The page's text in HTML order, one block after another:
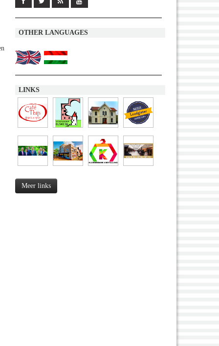
OTHER LANGUAGES
LINKS
Meer links